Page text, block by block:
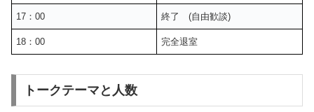
17：00 終了 (自由歓談)
18：00 完全退室
トークテーマと人数